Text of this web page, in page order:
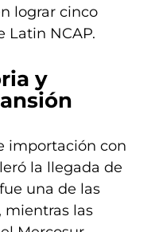
lograr cinco
Latin NCAP.
y
importación con
la llegada de
una de las
mientras las